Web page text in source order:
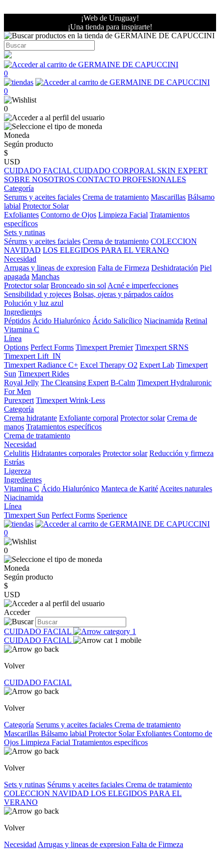
¡Web de Uruguay!
¡Una tienda para inspirarte!
0
0
0
Moneda
Según producto
$
USD
CUIDADO FACIAL CUIDADO CORPORAL SKIN EXPERT
SOBRE NOSOTROS CONTACTO PROFESIONALES
Categoría
Serums y aceites faciales Crema de tratamiento Mascarillas Bálsamo
labial Protector Solar
Exfoliantes Contorno de Ojos Limpieza Facial Tratamientos
específicos
Sets y rutinas
Sérums y aceites faciales Crema de tratamiento COLECCION
NAVIDAD LOS ELEGIDOS PARA EL VERANO
Necesidad
Arrugas y lineas de expresion Falta de Firmeza Deshidratación Piel
apagada Manchas
Protector solar Bronceado sin sol Acné e imperfecciones
Sensibilidad y rojeces Bolsas, ojeras y párpados caídos
Polución y luz azul
Ingredientes
Péptidos Ácido Hialurónico Ácido Salicílico Niacinamida Retinal
Vitamina C
Línea
Options Perfect Forms Timexpert Premier Timexpert SRNS
Timexpert Lift_IN
Timexpert Radiance C+ Excel Therapy O2 Expert Lab Timexpert
Sun Timexpert Rides
Royal Jelly The Cleansing Expert B-Calm Timexpert Hydraluronic
For Men
Purexpert Timexpert Wrink·Less
Categoría
Crema hidratante Exfoliante corporal Protector solar Crema de
manos Tratamientos específicos
Crema de tratamiento
Necesidad
Celulitis Hidratantes corporales Protector solar Reducción y firmeza
Estrías
Ligereza
Ingredientes
Vitamina C Ácido Hialurónico Manteca de Karité Aceites naturales
Niacinamida
Línea
Timexpert Sun Perfect Forms Sperience
0
0
Moneda
Según producto
$
USD
Acceder
CUIDADO FACIAL
CUIDADO FACIAL
Volver
CUIDADO FACIAL
Volver
Categoría Serums y aceites faciales Crema de tratamiento
Mascarillas Bálsamo labial Protector SolarExfoliantes Contorno de
Ojos Limpieza Facial Tratamientos específicos
Volver
Sets y rutinas Sérums y aceites faciales Crema de tratamiento
COLECCION NAVIDAD LOS ELEGIDOS PARA EL
VERANO
Volver
Necesidad Arrugas y lineas de expresion Falta de Firmeza